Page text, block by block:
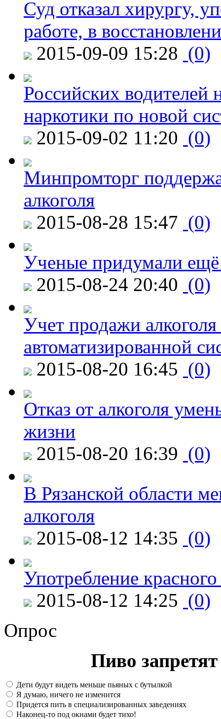
Суд отказал хирургу,
работе, в
2015-09-09 15:28 (0)
Российских водителей
наркотики по новой
2015-09-02 11:20 (0)
Минпромторг
алкоголя
2015-08-28 15:47 (0)
Ученые придумали ещё
2015-08-24 20:40 (0)
Учет продажи
автоматизированной
2015-08-20 16:45 (0)
Отказ от алкоголя
жизни
2015-08-20 16:39 (0)
В Рязанской области
алкоголя
2015-08-12 14:35 (0)
Употребление
2015-08-12 14:25 (0)
Опрос
Пиво
Дети будут видеть меньше пьяных с бутылкой
Я думаю, ничего не изменится
Придется пить в специализированных заведениях
Наконец-то под окнами будет тихо!